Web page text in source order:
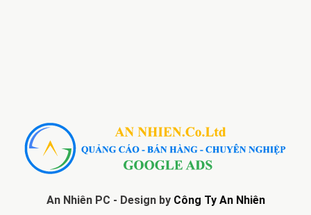
An Nhiên PC - Design by Công Ty An Nhiên